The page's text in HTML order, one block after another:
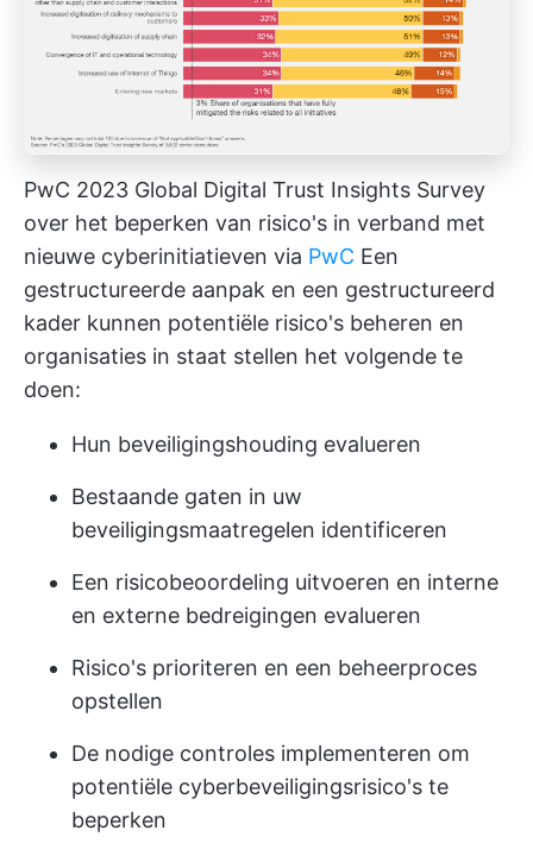
PwC 2023 Global Digital Trust Insights Survey
over het beperken van risico's in verband met
nieuwe cyberinitiatieven via PwC Een
gestructureerde aanpak en een gestructureerd
kader kunnen potentiële risico's beheren en
organisaties in staat stellen het volgende te
doen:
Hun beveiligingshouding evalueren
Bestaande gaten in uw
beveiligingsmaatregelen identificeren
Een risicobeoordeling uitvoeren en interne
en externe bedreigingen evalueren
Risico's prioriteren en een beheerproces
opstellen
De nodige controles implementeren om
potentiële cyberbeveiligingsrisico's te
beperken